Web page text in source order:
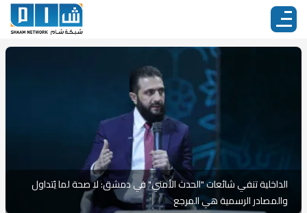
الداخلية تنفي شائعات "الحدث الأمني" في دمشق: لا صحة لما يُتداول
والمصادر الرسمية هي المرجع